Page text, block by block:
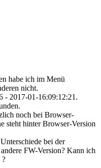
habe ich im Menü
nicht.
- 2017-01-16:09:12:21.
noch bei Browser-
steht hinter Browser-Version
bei der
FW-Version? Kann ich
?